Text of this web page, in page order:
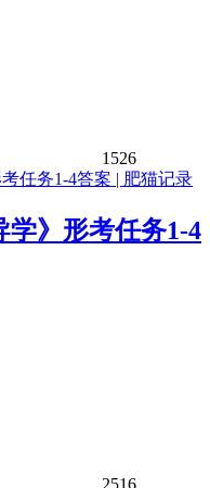
1526
学》形考任务1-4